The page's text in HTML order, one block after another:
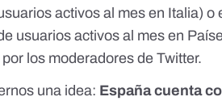
activos al mes en Italia) o
usuarios activos al mes en
los moderadores de Twitter.
una idea: España cuenta